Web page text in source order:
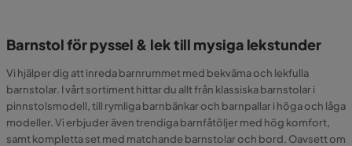
Barnstol för pyssel & lek till mysiga lekstunder
Vi hjälper dig att inreda barnrummet med bekväma och lekfulla
barnstolar. I vårt sortiment hittar du allt från klassiska barnstolar i
pinnstolsmodell, till rymliga barnbänkar och barnpallar i höga och låga
modeller. Vi erbjuder även trendiga barnfåtöljer med hög komfort,
samt kompletta set med matchande barnstolar och bord. Oavsett om